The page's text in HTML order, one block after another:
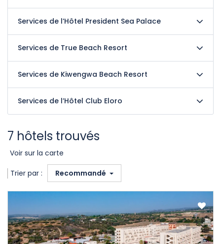
Services de l’Hôtel President Sea Palace
Services de True Beach Resort
Services de Kiwengwa Beach Resort
Services de l’Hôtel Club Eloro
7 hôtels trouvés
Voir sur la carte
Trier par : Recommandé